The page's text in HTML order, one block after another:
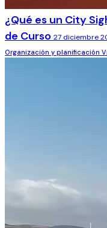
¿Qué es un City
de Curso 27 diciembre
Organización y planificación